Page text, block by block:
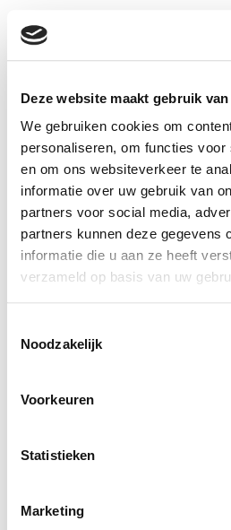
Deze website maakt gebruik
We gebruiken cookies om
personaliseren, om functies voor
en om ons websiteverkeer te
informatie over uw gebruik van
partners voor social media,
partners kunnen deze gegevens
informatie die u aan ze heeft
verzameld op basis van uw
Noodzakelijk
Voorkeuren
Statistieken
Marketing
De Amert 136
5462 GH Veghel
info@wearewim.nl
Privacy